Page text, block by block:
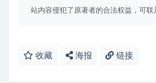
站内容侵犯了原著者的合法权益，可联
收藏 海报 链接